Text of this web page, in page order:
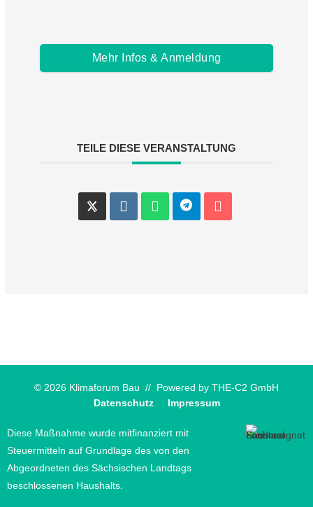
Mehr Infos & Anmeldung
TEILE DIESE VERANSTALTUNG
© 2026 Klimaforum Bau // Powered by THE-C2 GmbH
Datenschutz
Impressum
Diese Maßnahme wurde mitfinanziert mit
Steuermitteln auf Grundlage des von den
Abgeordneten des Sächsischen Landtags
beschlossenen Haushalts.